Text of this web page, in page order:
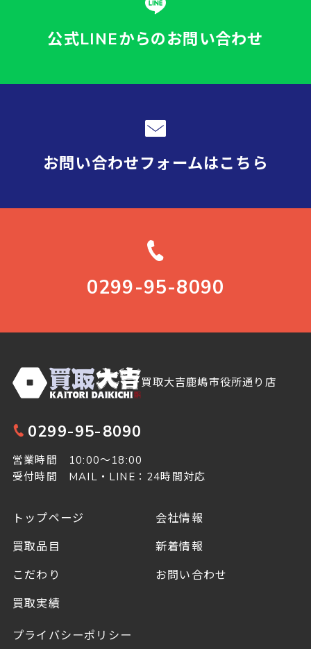
公式LINEからのお問い合わせ
お問い合わせフォームはこちら
0299-95-8090
買取大吉鹿嶋市役所通り店
0299-95-8090
営業時間 10:00～18:00
受付時間 MAIL・LINE：24時間対応
トップページ
買取品目
こだわり
買取実績
会社情報
新着情報
お問い合わせ
プライバシーポリシー